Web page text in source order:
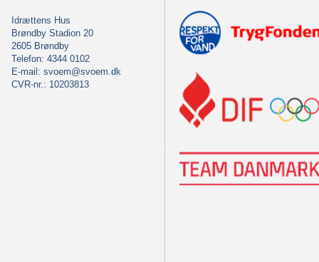
Idrættens Hus
Brøndby Stadion 20
2605 Brøndby
Telefon: 4344 0102
E-mail: svoem@svoem.dk
CVR-nr.: 10203813